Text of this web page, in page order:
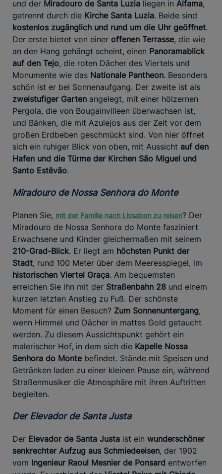
und der Miradouro de Santa Luzia liegen in Alfama,
getrennt durch die Kirche Santa Luzia. Beide sind
kostenlos zugänglich und rund um die Uhr geöffnet.
Der erste bietet von einer offenen Terrasse, die wie
an den Hang gehängt scheint, einen Panoramablick
auf den Tejo, die roten Dächer des Viertels und
Monumente wie das Nationale Pantheon. Besonders
schön ist er bei Sonnenaufgang. Der zweite ist als
zweistufiger Garten angelegt, mit einer hölzernen
Pergola, die von Bougainvilleen überwachsen ist,
und Bänken, die mit Azulejos aus der Zeit vor dem
großen Erdbeben geschmückt sind. Von hier öffnet
sich ein ruhiger Blick von oben, mit Aussicht auf den
Hafen und die Türme der Kirchen São Miguel und
Santo Estêvão.
Miradouro de Nossa Senhora do Monte
Planen Sie, mit der Familie nach Lissabon zu reisen? Der
Miradouro de Nossa Senhora do Monte fasziniert
Erwachsene und Kinder gleichermaßen mit seinem
210-Grad-Blick. Er liegt am höchsten Punkt der
Stadt, rund 100 Meter über dem Meeresspiegel, im
historischen Viertel Graça. Am bequemsten
erreichen Sie ihn mit der Straßenbahn 28 und einem
kurzen letzten Anstieg zu Fuß. Der schönste
Moment für einen Besuch? Zum Sonnenuntergang,
wenn Himmel und Dächer in mattes Gold getaucht
werden. Zu diesem Aussichtspunkt gehört ein
malerischer Hof, in dem sich die Kapelle Nossa
Senhora do Monte befindet. Stände mit Speisen und
Getränken laden zu einer kleinen Pause ein, während
Straßenmusiker die Atmosphäre mit ihren Auftritten
begleiten.
Der Elevador de Santa Justa
Der Elevador de Santa Justa ist ein wunderschöner
senkrechter Aufzug aus Schmiedeeisen, der 1902
vom Ingenieur Raoul Mesnier de Ponsard entworfen